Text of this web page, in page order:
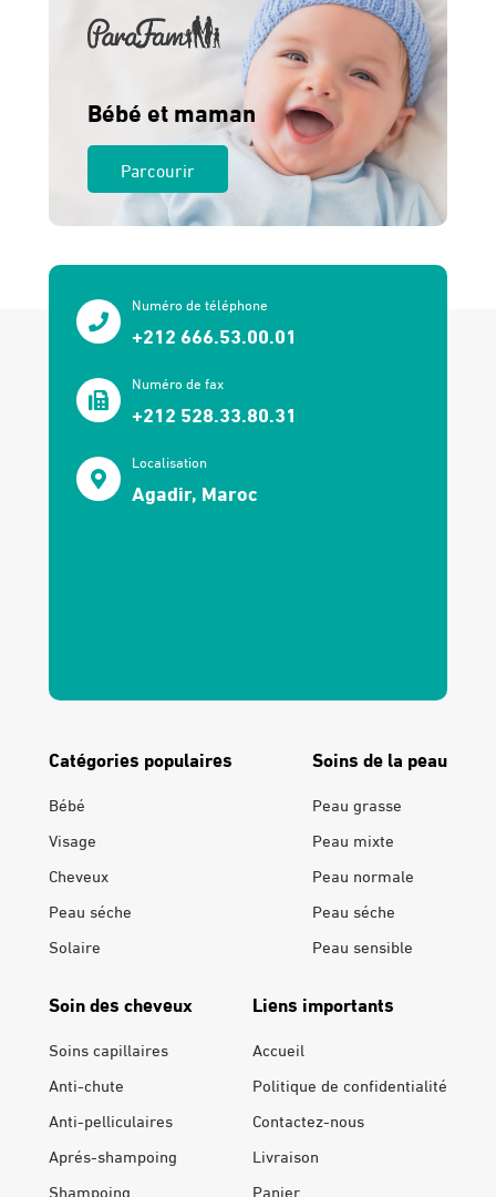
Bébé et maman
Parcourir
Numéro de téléphone
+212 666.53.00.01
Numéro de fax
+212 528.33.80.31
Localisation
Agadir, Maroc
Catégories populaires
Bébé
Visage
Cheveux
Peau séche
Solaire
Soins de la peau
Peau grasse
Peau mixte
Peau normale
Peau séche
Peau sensible
Soin des cheveux
Soins capillaires
Anti-chute
Anti-pelliculaires
Aprés-shampoing
Shampoing
Liens importants
Accueil
Politique de confidentialité
Contactez-nous
Livraison
Panier